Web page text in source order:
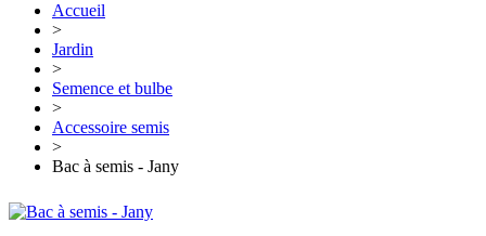
Accueil
>
Jardin
>
Semence et bulbe
>
Accessoire semis
>
Bac à semis - Jany